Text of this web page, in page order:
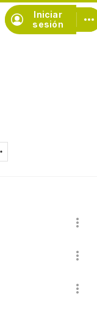
Iniciar
sesión